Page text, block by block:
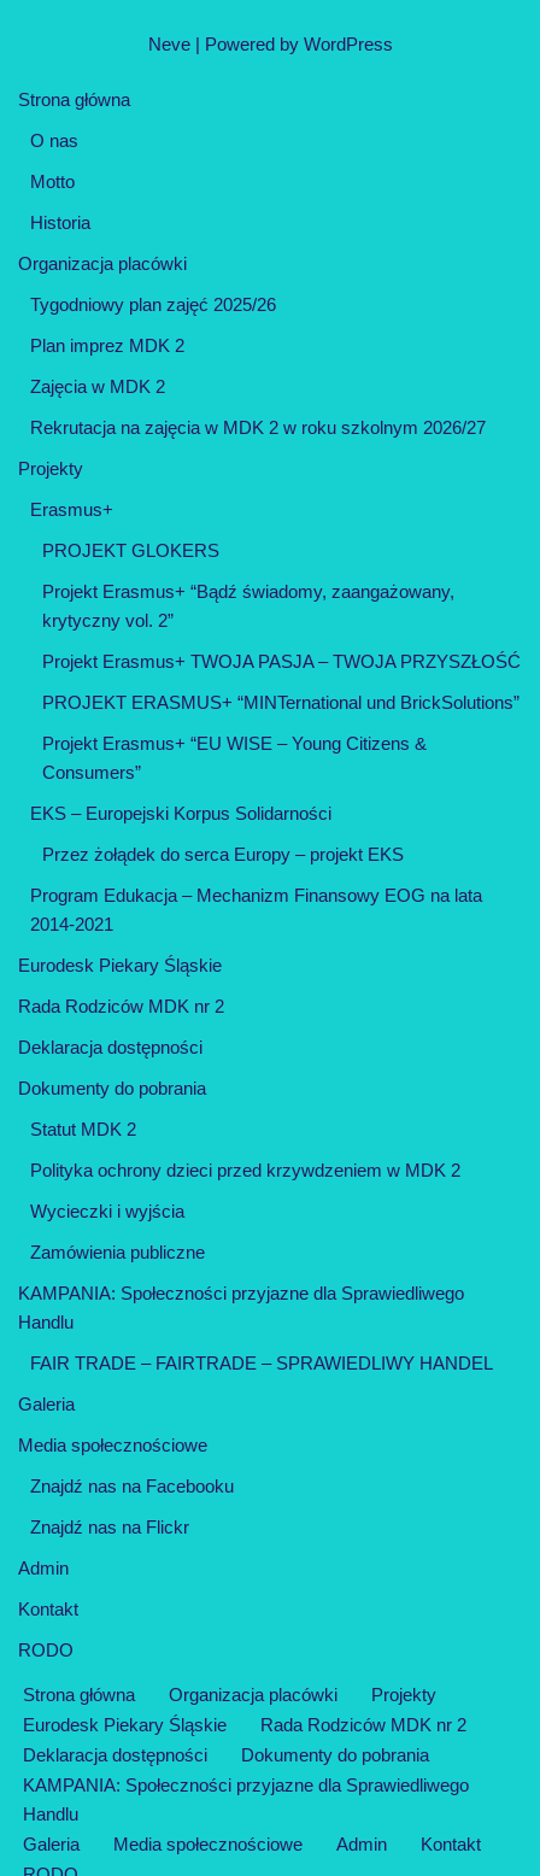
Neve| Powered by WordPress
Strona główna
O nas
Motto
Historia
Organizacja placówki
Tygodniowy plan zajęć 2025/26
Plan imprez MDK 2
Zajęcia w MDK 2
Rekrutacja na zajęcia w MDK 2 w roku szkolnym 2026/27
Projekty
Erasmus+
PROJEKT GLOKERS
Projekt Erasmus+ “Bądź świadomy, zaangażowany,
krytyczny vol. 2”
Projekt Erasmus+ TWOJA PASJA – TWOJA PRZYSZŁOŚĆ
PROJEKT ERASMUS+ “MINTernational und BrickSolutions”
Projekt Erasmus+ “EU WISE – Young Citizens &
Consumers”
EKS – Europejski Korpus Solidarności
Przez żołądek do serca Europy – projekt EKS
Program Edukacja – Mechanizm Finansowy EOG na lata
2014-2021
Eurodesk Piekary Śląskie
Rada Rodziców MDK nr 2
Deklaracja dostępności
Dokumenty do pobrania
Statut MDK 2
Polityka ochrony dzieci przed krzywdzeniem w MDK 2
Wycieczki i wyjścia
Zamówienia publiczne
KAMPANIA: Społeczności przyjazne dla Sprawiedliwego
Handlu
FAIR TRADE – FAIRTRADE – SPRAWIEDLIWY HANDEL
Galeria
Media społecznościowe
Znajdź nas na Facebooku
Znajdź nas na Flickr
Admin
Kontakt
RODO
Strona główna Organizacja placówki
Projekty
Eurodesk Piekary Śląskie
Rada Rodziców MDK nr 2
Deklaracja dostępności
Dokumenty do pobrania
KAMPANIA: Społeczności przyjazne dla Sprawiedliwego
Handlu
Galeria
Media społecznościowe Admin
Kontakt